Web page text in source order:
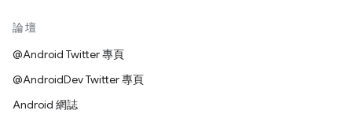
論壇
@Android Twitter 專頁
@AndroidDev Twitter 專頁
Android 網誌